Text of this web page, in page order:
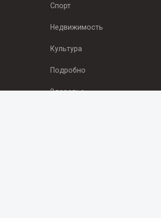
Спорт
Недвижимость
Культура
Подробно
Здоровье